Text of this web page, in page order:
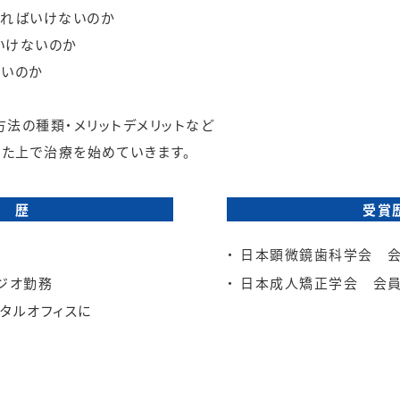
ればいけないのか
けないのか
のか
の種類・メリットデメリットなど
上で治療を始めていきます。
歴
オ勤務
ルオフィスに
受賞
日本顕微鏡歯科学会
日本成人矯正学会 会員